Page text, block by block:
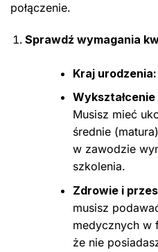
połączenie.
Sprawdź wymagania
Kraj urodzenia:
Musisz mieć
średnie
w zawodzie
szkolenia.
Zdrowie i
musisz
medycznych w
że nie